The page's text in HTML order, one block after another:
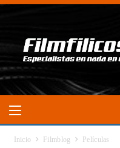
Inicio Filmblog Películas